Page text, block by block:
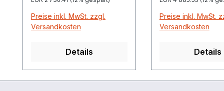
Ausführung als
Profitank mit zwei
integrierte
Auffangwanne mit
Leckagesonde
Preise inkl. MwSt. zzgl.
Versandkosten
Details
Slimline Tank
(CH11664)
Freien (CH7355)
Elektropumpe
l/min., 230 V
Preise inkl. MwSt.
Versandkosten
Details